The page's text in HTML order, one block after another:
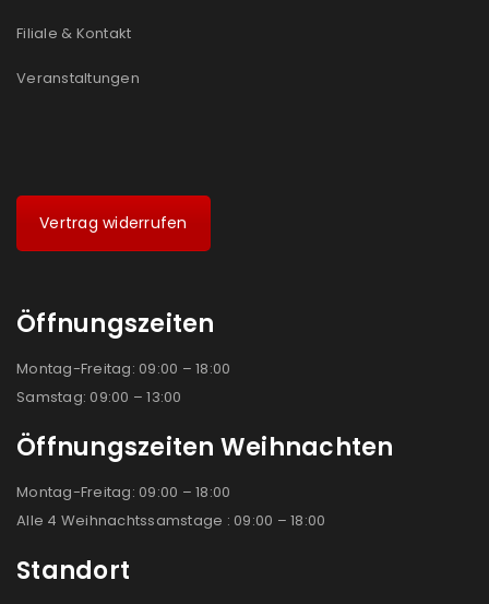
Filiale & Kontakt
Veranstaltungen
Vertrag widerrufen
Öffnungszeiten
Montag-Freitag: 09:00 – 18:00
Samstag: 09:00 – 13:00
Öffnungszeiten Weihnachten
Montag-Freitag: 09:00 – 18:00
Alle 4 Weihnachtssamstage : 09:00 – 18:00
Standort